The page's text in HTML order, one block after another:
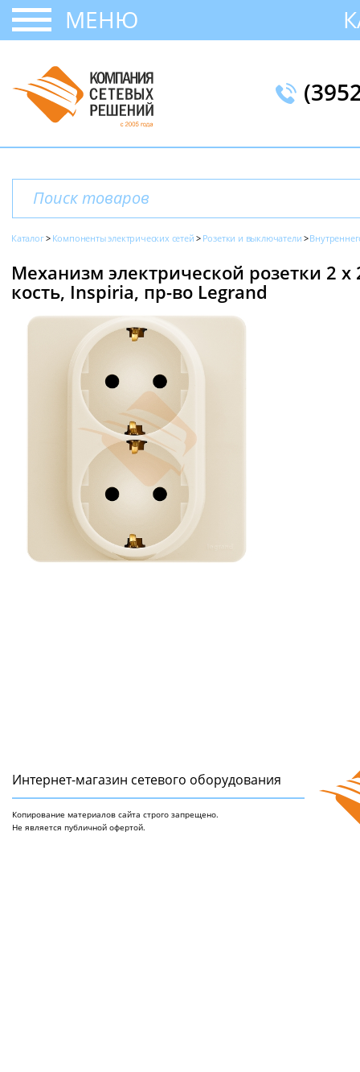
МЕНЮ
Каталог Компоненты электрических сетей Розетки и выключатели
Механизм электрической розетки 2
кость, Inspiria, пр-во Legrand
Интернет-магазин сетeвого оборудования
Копирование материалов сайта строго запрещено.
Не является публичной офертой.